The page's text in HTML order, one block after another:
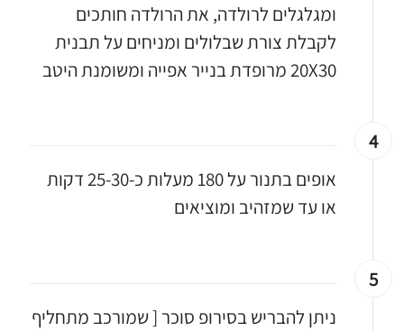
ומגלגלים לרולדה, את הרולדה חותכים
לקבלת צורת שבלולים ומניחים על תבנית
20X30 מרופדת בנייר אפייה ומשומנת היטב
4
אופים בתנור על 180 מעלות כ-25-30 דקות
או עד שמזהיב ומוציאים
5
ניתן להבריש בסירופ סוכר [ שמורכב מתחליף